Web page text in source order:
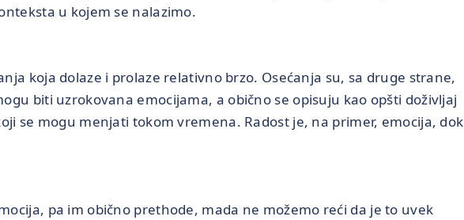
u kojem se nalazimo.
koja dolaze i prolaze relativno brzo. Osećanja su, sa druge strane,
biti uzrokovana emocijama, a obično se opisuju kao opšti doživljaj
se mogu menjati tokom vremena. Radost je, na primer, emocija, dok
pa im obično prethode, mada ne možemo reći da je to uvek